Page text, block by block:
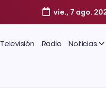
vie., 7 ago.
Televisión Radio Noticias